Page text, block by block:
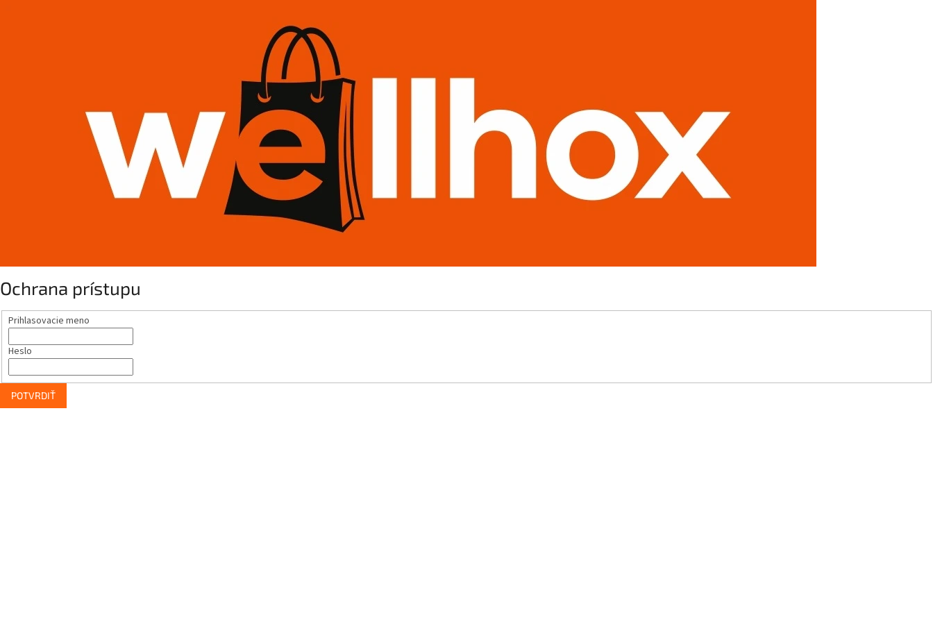
Ochrana prístupu
Prihlasovacie meno
Heslo
POTVRDIŤ